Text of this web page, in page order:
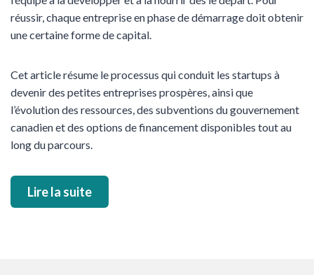
réussir, chaque entreprise en phase de démarrage doit obtenir
une certaine forme de capital.
Cet article résume le processus qui conduit les startups à
devenir des petites entreprises prospères, ainsi que
l’évolution des ressources, des subventions du gouvernement
canadien et des options de financement disponibles tout au
long du parcours.
Lire la suite